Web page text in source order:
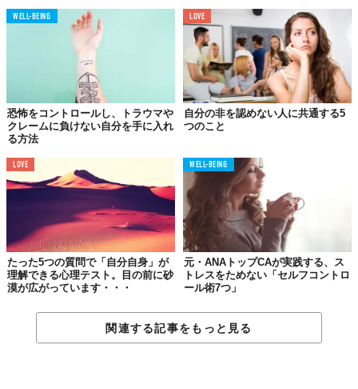
TABI LABO
この世界は、もっと広いはずだ。
WELL-BEING
恐怖をコントロールし、トラウマや
クレームに負けない自分を手に入れ
る方法
LOVE
自分の非を認めない人に共通する5
つのこと
LOVE
たった5つの質問で「自分自身」が
理解できる心理テスト。目の前に砂
漠が広がっています・・・
WELL-BEING
元・ANAトップCAが実践する、ス
トレスをためない「セルフコントロ
ール術7つ」
関連する記事をもっと見る